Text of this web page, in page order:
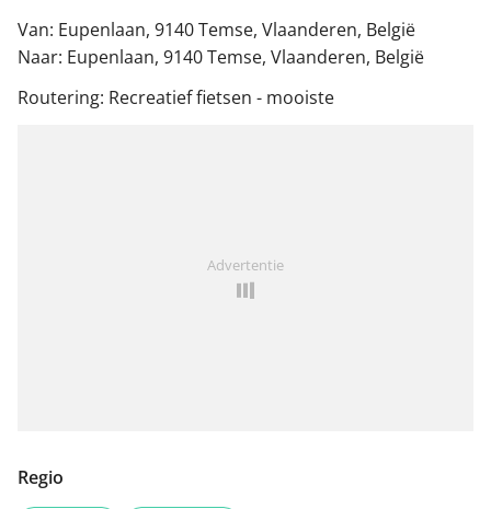
Van: Eupenlaan, 9140 Temse, Vlaanderen, België
Naar: Eupenlaan, 9140 Temse, Vlaanderen, België
Routering: Recreatief fietsen - mooiste
Advertentie
Regio